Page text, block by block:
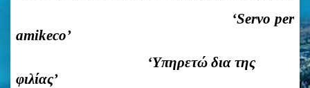
‘Servo per
amikeco’
‘Υπηρετώ δια της
φιλίας’